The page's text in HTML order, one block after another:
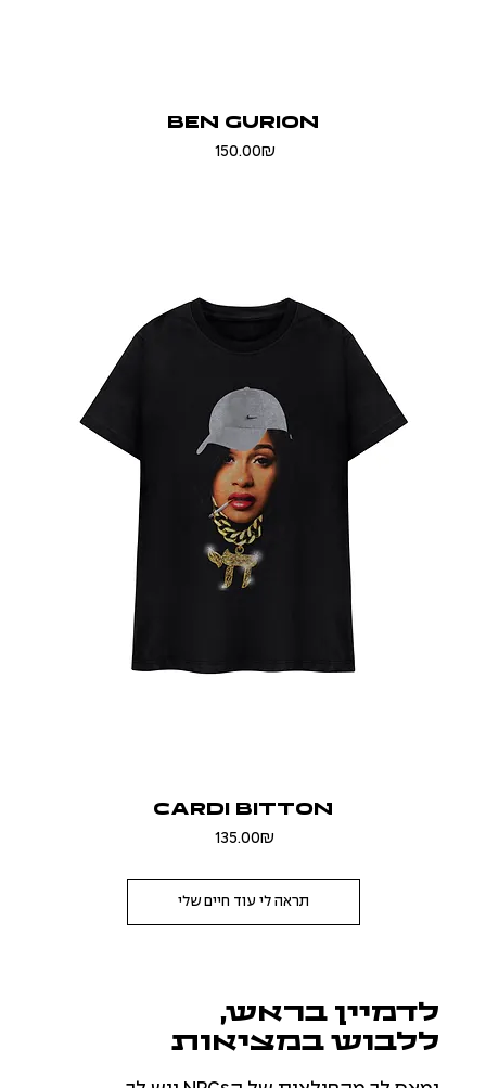
BEN GURION
Price
‏150.00 ‏₪
CARDI BITTON
Price
‏135.00 ‏₪
תראה לי עוד חיים שלי
לדמיין בראש,
ללבוש במציאות